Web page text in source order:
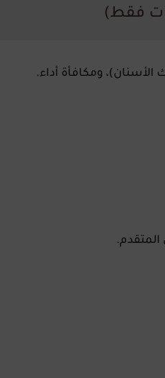
ومكافأة أداء.
المتقدم.